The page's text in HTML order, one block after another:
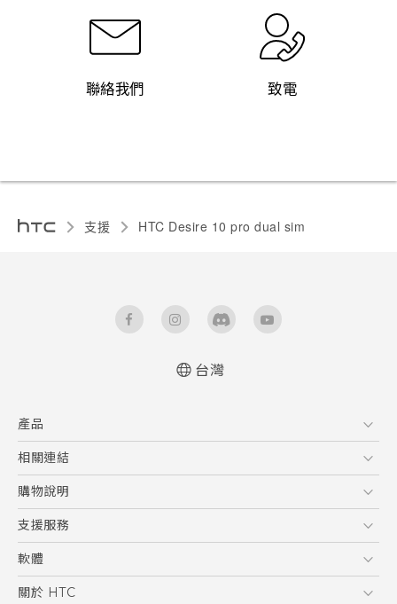
聯絡我們 致電
支援 HTC Desire 10 pro dual sim‎
台灣
產品
5G
智慧型手機
配件
相關連結
HTC Research
購物說明
購物須知
訂單管理
付款方式
支援服務
到府收送維修服務
服務中心資訊
軟體
應用程式
關於 HTC